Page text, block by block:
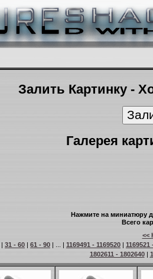
Залить Картинку -
Галерея
Нажмите на миниатюру
Всего
<<
| 31 - 60 | 61 - 90 | ... | 1169491 - 1169520 | 1169521
1802611 - 1802640|